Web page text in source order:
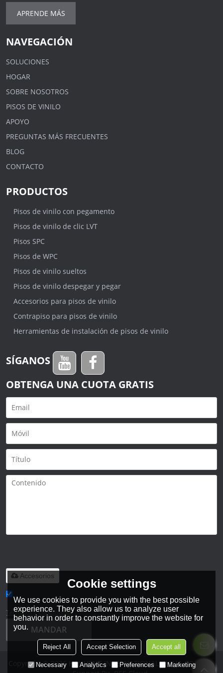
APRENDE MÁS
NAVEGACIÓN
SOLUCIONES
HOGAR
SOBRE NOSOTROS
PISOS DE VINILO
APOYO
PREGUNTAS MÁS FRECUENTES
BLOG
CONTACTO
PRODUCTOS
Pisos de vinilo con pegamento
Pisos de vinilo de clic LVT
Pisos SPC
Pisos de WPC
Pisos de vinilo sueltos
Pisos de vinilo despegar y pegar
Accesorios para pisos de vinilo
Contrapiso para pisos de vinilo
Herramientas de instalación de pisos de vinilo
SÍGANOS
OBTENGA UNA CUOTA GRATIS
Accesorios
He leido y acepto los Términos y Condiciones de este servicio,
Términos y Condiciones
MANDAR
Copyright © 2026 HANHENT INTERNATIONAL CHINA CO., LTD.
Cookie settings
We use cookies to provide you with the best possible
experience. They also allow us to analyze user
behavior in order to constantly improve the website for
you.
Reject All Accept Selection Accept all
Necessary Analytics Preferences Marketing